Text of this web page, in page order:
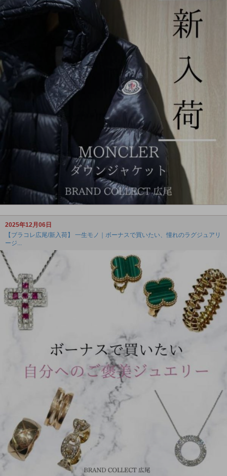
2025年12月06日
【ブラコレ広尾/新入荷】 一生モノ｜ボーナスで買いたい、憧れのラグジュアリ
ージ...